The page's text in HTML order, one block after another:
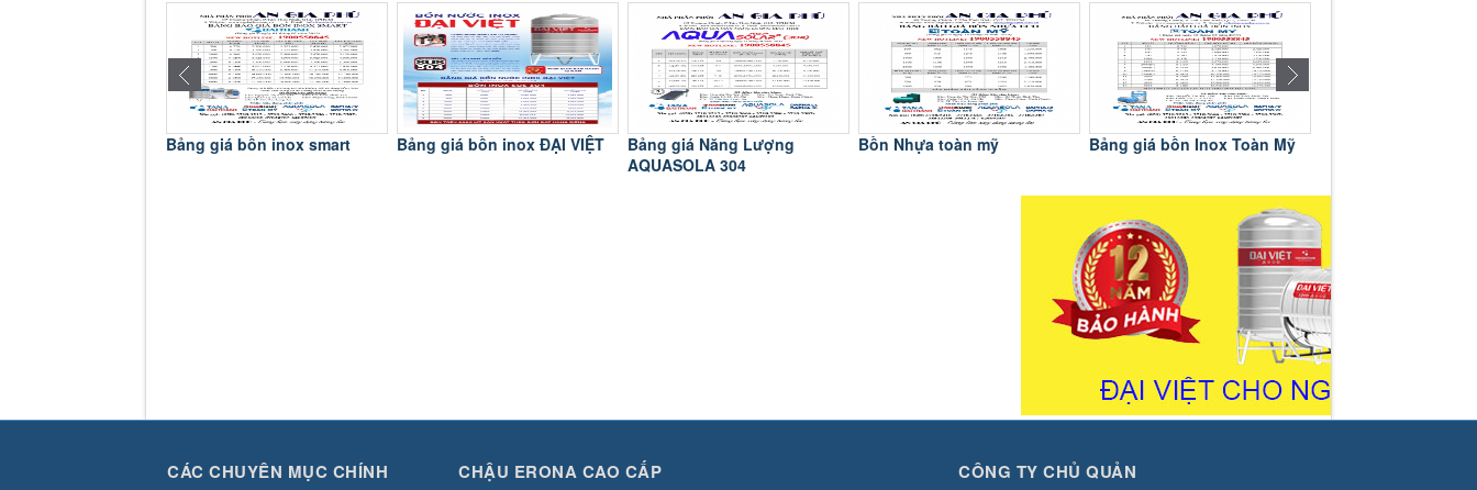
Bảng giá bồn inox smart Bảng giá bồn inox ĐẠI VIỆT
Bảng giá Năng Lượng
AQUASOLA 304
Bồn Nhựa toàn mỹ Bảng giá bồn Inox Toàn Mỹ
CÁC CHUYÊN MỤC CHÍNH CHẬU ERONA CAO CẤP CÔNG TY CHỦ QUẢN